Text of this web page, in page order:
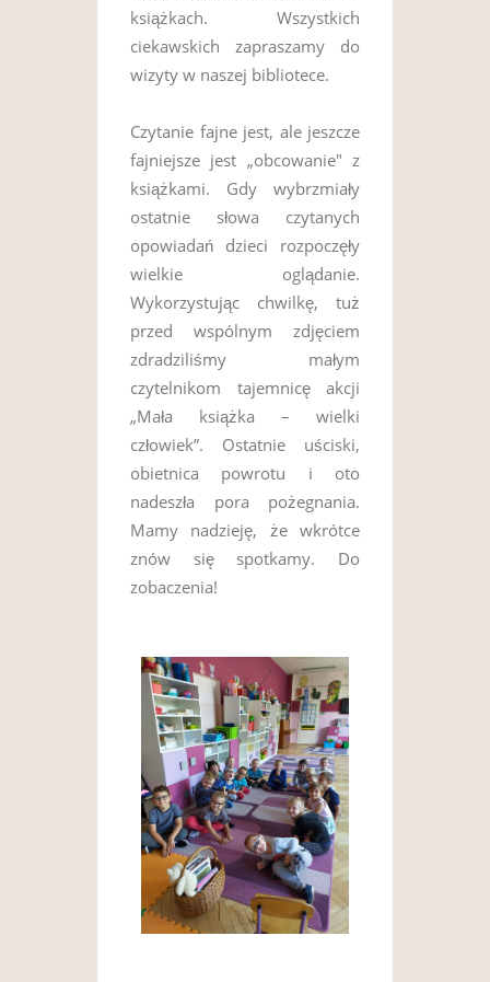
książkach. Wszystkich
ciekawskich zapraszamy do
wizyty w naszej bibliotece.
Czytanie fajne jest, ale jeszcze
fajniejsze jest „obcowanie" z
książkami. Gdy wybrzmiały
ostatnie słowa czytanych
opowiadań dzieci rozpoczęły
wielkie oglądanie.
Wykorzystując chwilkę, tuż
przed wspólnym zdjęciem
zdradziliśmy małym
czytelnikom tajemnicę akcji
„Mała książka – wielki
człowiek”. Ostatnie uściski,
obietnica powrotu i oto
nadeszła pora pożegnania.
Mamy nadzieję, że wkrótce
znów się spotkamy. Do
zobaczenia!